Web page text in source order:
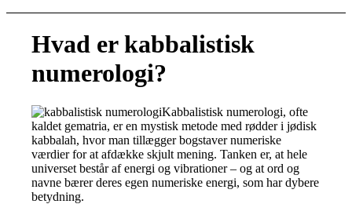
Hvad er kabbalistisk
numerologi?
Kabbalistisk numerologi, ofte
kaldet gematria, er en mystisk metode med rødder i jødisk
kabbalah, hvor man tillægger bogstaver numeriske
værdier for at afdække skjult mening. Tanken er, at hele
universet består af energi og vibrationer – og at ord og
navne bærer deres egen numeriske energi, som har dybere
betydning.